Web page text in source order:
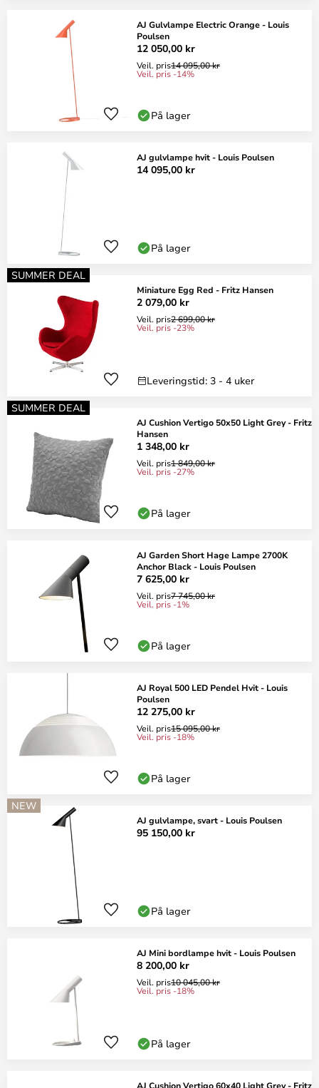
AJ Gulvlampe Electric Orange - Louis
Poulsen
12 050,00 kr
Veil. pris14 095,00 kr
Veil. pris -14%
På lager
AJ gulvlampe hvit - Louis Poulsen
14 095,00 kr
På lager
SUMMER DEAL
Miniature Egg Red - Fritz Hansen
2 079,00 kr
Veil. pris2 699,00 kr
Veil. pris -23%
Leveringstid: 3 - 4 uker
SUMMER DEAL
AJ Cushion Vertigo 50x50 Light Grey - Fritz
Hansen
1 348,00 kr
Veil. pris1 849,00 kr
Veil. pris -27%
På lager
AJ Garden Short Hage Lampe 2700K
Anchor Black - Louis Poulsen
7 625,00 kr
Veil. pris7 745,00 kr
Veil. pris -1%
På lager
AJ Royal 500 LED Pendel Hvit - Louis
Poulsen
12 275,00 kr
Veil. pris15 095,00 kr
Veil. pris -18%
På lager
NEW
AJ gulvlampe, svart - Louis Poulsen
95 150,00 kr
På lager
AJ Mini bordlampe hvit - Louis Poulsen
8 200,00 kr
Veil. pris10 045,00 kr
Veil. pris -18%
På lager
AJ Cushion Vertigo 60x40 Light Grey - Fritz